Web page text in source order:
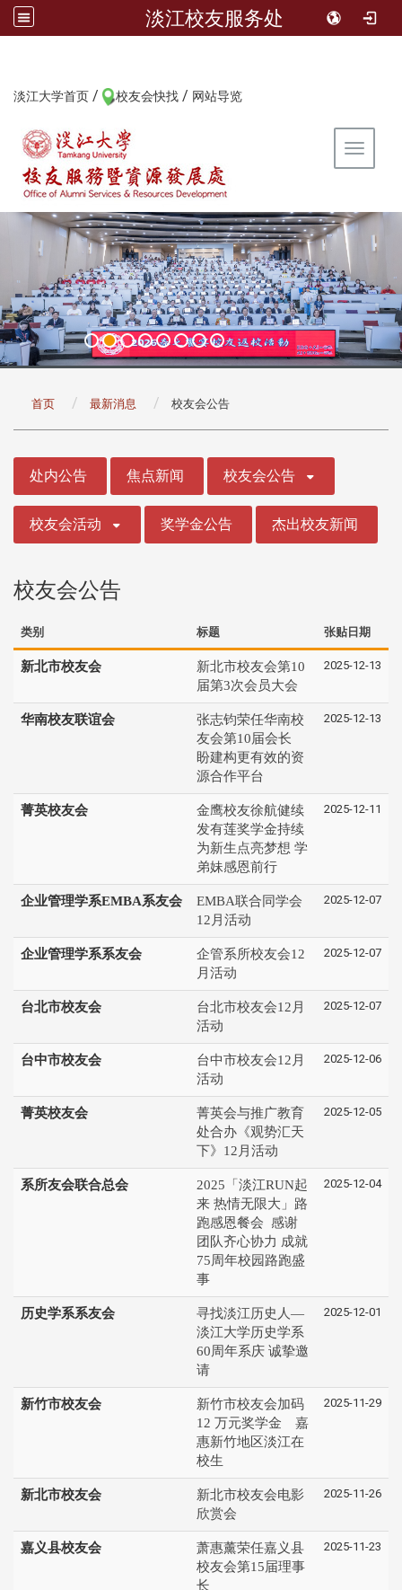
淡江校友服务处
淡江大学首页 / 校友会快找 / 网站导览
Toggle
首页 最新消息 校友会公告
处内公告 焦点新闻 校友会公告
校友会活动 奖学金公告 杰出校友新闻
校友会公告
类别 标题 张贴日期
新北市校友会
新北市校友会第10
届第3次会员大会
2025-12-13
华南校友联谊会
张志钧荣任华南校
友会第10届会长
盼建构更有效的资
源合作平台
2025-12-13
菁英校友会
金鹰校友徐航健续
发有莲奖学金持续
为新生点亮梦想 学
弟妹感恩前行
2025-12-11
企业管理学系EMBA系友会
EMBA联合同学会
12月活动
2025-12-07
企业管理学系系友会
企管系所校友会12
月活动
2025-12-07
台北市校友会
台北市校友会12月
活动
2025-12-07
台中市校友会
台中市校友会12月
活动
2025-12-06
菁英校友会
菁英会与推广教育
处合办《观势汇天
下》12月活动
2025-12-05
系所友会联合总会
2025「淡江RUN起
来 热情无限大」路
跑感恩餐会 感谢
团队齐心协力 成就
75周年校园路跑盛
事
2025-12-04
历史学系系友会
寻找淡江历史人—
淡江大学历史学系
60周年系庆 诚挚邀
请
2025-12-01
新竹市校友会
新竹市校友会加码
12 万元奖学金 嘉
惠新竹地区淡江在
校生
2025-11-29
新北市校友会
新北市校友会电影
欣赏会
2025-11-26
嘉义县校友会
萧惠薰荣任嘉义县
校友会第15届理事
长
2025-11-23